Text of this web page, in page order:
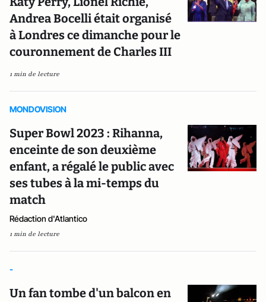
Andrea Bocelli était organisé
à Londres ce dimanche pour le
couronnement de Charles III
1 min de lecture
MONDOVISION
Super Bowl 2023 : Rihanna,
enceinte de son deuxième
enfant, a régalé le public avec
ses tubes à la mi-temps du
match
Rédaction d'Atlantico
1 min de lecture
-
Un fan tombe d'un balcon en